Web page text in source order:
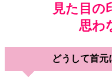
見た目の
思わ
どうして首元